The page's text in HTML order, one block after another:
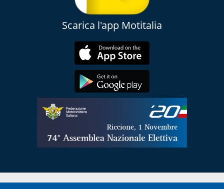
Scarica l'app Motitalia